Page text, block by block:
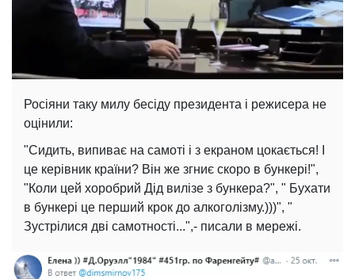
Росіяни таку милу бесіду президента і режисера не
оцінили:
"Сидить, випиває на самоті і з екраном цокається! І
це керівник країни? Він же згниє скоро в бункері!",
"Коли цей хоробрий Дід вилізе з бункера?", " Бухати
в бункері це перший крок до алкоголізму.)))", "
Зустрілися дві самотності...",- писали в мережі.